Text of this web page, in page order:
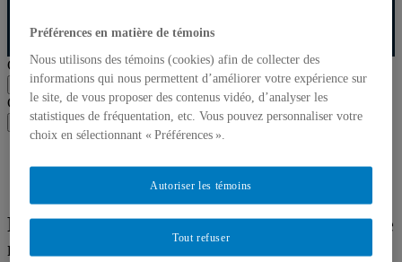
Chercher par nom ou par expertise
Soumettre la recherche
Chercher par nom ou par expertise
Soumettre la recherche
écoles
Mettre à jour votre fiche
Résultats de recherche pour « Philosophie
moderne »
Préférences en matière de témoins
Nous utilisons des témoins (cookies) afin de collecter des
informations qui nous permettent d’améliorer votre expérience sur
le site, de vous proposer des contenus vidéo, d’analyser les
statistiques de fréquentation, etc. Vous pouvez personnaliser votre
choix en sélectionnant « Préférences ».
Tout refuser
Autoriser les témoins